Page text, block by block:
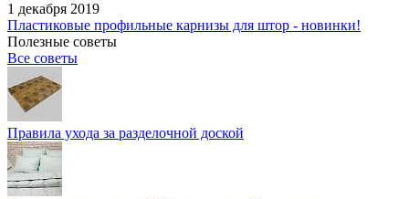
1 декабря 2019
Пластиковые профильные карнизы для штор - новинки!
Полезные советы
Все советы
Правила ухода за разделочной доской